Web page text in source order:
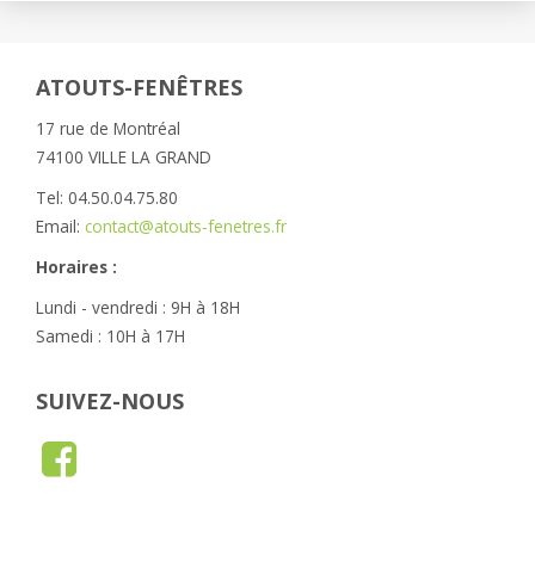
ATOUTS-FENÊTRES
17 rue de Montréal
74100 VILLE LA GRAND
Tel: 04.50.04.75.80
Email: contact@atouts-fenetres.fr
Horaires :
Lundi - vendredi : 9H à 18H
Samedi : 10H à 17H
SUIVEZ-NOUS